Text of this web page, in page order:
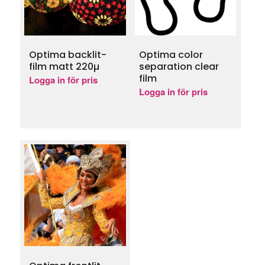
Optima backlit-
film matt 220µ
Logga in för pris
Optima color
separation clear
film
Logga in för pris